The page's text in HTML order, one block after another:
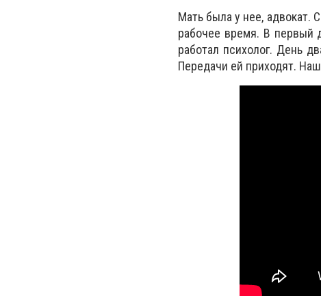
Мать была у нее, адвокат.
рабочее время. В первый
работал психолог. День
Передачи ей приходят.